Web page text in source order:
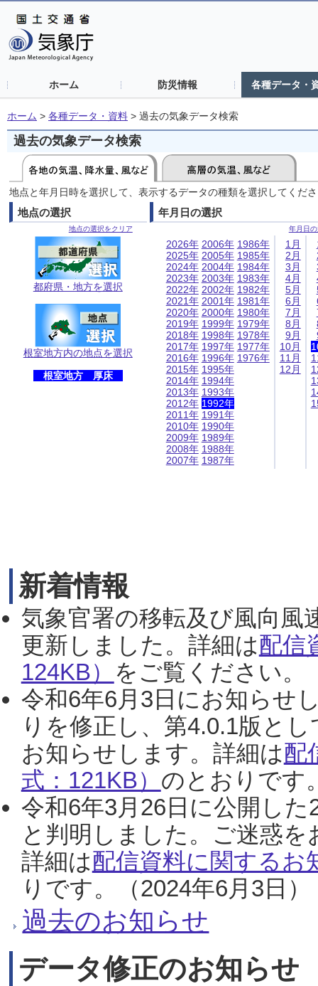
ホーム 防災情報 各種データ・
ホーム > 各種データ・資料 > 過去の気象データ検索
過去の気象データ検索
地点と年月日時を選択して、表示するデータの種類を選択してくだ
地点の選択
地点の選択をクリア
都府県・地方を選択
根室地方内の地点を選択
根室地方 厚床
年月日の選択
年月日
2026年
2025年
2024年
2023年
2022年
2021年
2020年
2019年
2018年
2017年
2016年
2015年
2014年
2013年
2012年
2011年
2010年
2009年
2008年
2007年
2006年
2005年
2004年
2003年
2002年
2001年
2000年
1999年
1998年
1997年
1996年
1995年
1994年
1993年
1992年
1991年
1990年
1989年
1988年
1987年
1986年
1985年
1984年
1983年
1982年
1981年
1980年
1979年
1978年
1977年
1976年
1月
2月
3月
4月
5月
6月
7月
8月
9月
10月
11月
12月
新着情報
気象官署の移転及び風向風
更新しました。詳細は配信
124KB） をご覧ください。
令和6年6月3日にお知らせ
りを修正し、第4.0.1版と
お知らせします。詳細は配
式：121KB） のとおりです
令和6年3月26日に公開し
と判明しました。ご迷惑
詳細は配信資料に関するお
りです。（2024年6月3日）
過去のお知らせ
データ修正のお知らせ